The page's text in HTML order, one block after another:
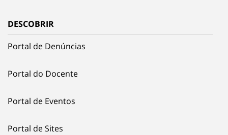
DESCOBRIR
Portal de Denúncias
Portal do Docente
Portal de Eventos
Portal de Sites